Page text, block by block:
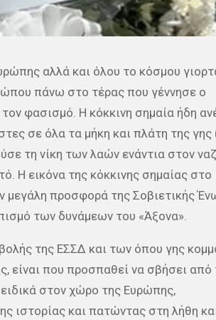
αλλά και όλου το κόσμου
πάνω στο τέρας που γέννησε ο
φασισμό. Η κόκκινη σημαία ήδη
σε όλα τα μήκη και πλάτη της γης
τη νίκη των λαών ενάντια στον
Η εικόνα της κόκκινης σημαίας στο
μεγάλη προσφορά της Σοβιετικής
των δυνάμεων του «Άξονα».
της ΕΣΣΔ και των όπου γης
είναι που προσπαθεί να σβήσει από
στον χώρο της Ευρώπης,
ιστορίας και πατώντας στη λήθη